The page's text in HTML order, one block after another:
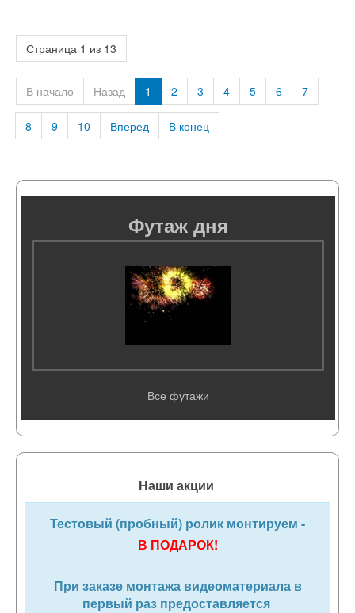
Страница 1 из 13
В начало Назад 1 2 3 4 5 6 7
8 9 10 Вперед В конец
Футаж дня
Все футажи
Наши акции
Тестовый (пробный) ролик монтируем -
В ПОДАРОК!
При заказе монтажа видеоматериала в
первый раз предоставляется